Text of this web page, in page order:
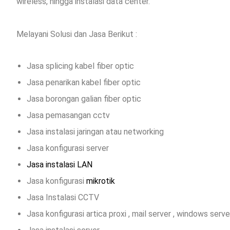
Melayani Solusi dan Jasa Berikut :
Jasa splicing kabel fiber optic
Jasa penarikan kabel fiber optic
Jasa borongan galian fiber optic
Jasa pemasangan cctv
Jasa instalasi jaringan atau networking
Jasa konfigurasi server
Jasa instalasi LAN
Jasa konfigurasi mikrotik
Jasa Instalasi CCTV
Jasa konfigurasi artica proxi , mail server , windows